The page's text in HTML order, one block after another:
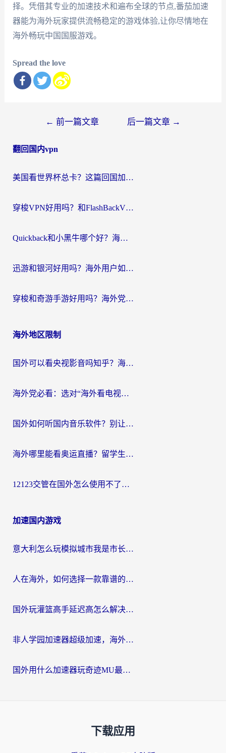
择。凭借其专业的加速技术和遍布全球的节点,番茄加速
器能为海外玩家提供流畅稳定的游戏体验,让你尽情地在
海外畅玩中国国服游戏。
Spread the love
导
← 前一篇文章 后一篇文章 →
翻回国内vpn
美国看世界杯总卡？这篇回国加速器指南帮你无缝刷国内资源（附苹果手机VPN设置步骤）
穿梭VPN好用吗？和FlashBackVPN对比哪个回国效果更好？
Quickback和小黑牛哪个好？海外党亲测指南，选对回国加速器秒回国内
迅游和银河好用吗？海外用户如何选择回国加速器实现无缝访问国内资源
穿梭和奇游手游好用吗？海外党亲测3款回国加速器，附蜜蜂加速器七天试用攻略
海外地区限制
国外可以看央视影音吗知乎？海外党亲测有效的回国加速方案
海外党必看：选对“海外看电视剧软件”，再也不用愁国内剧刷不了
国外如何听国内音乐软件？别让地域限制，断了你的中文歌单
海外哪里能看奥运直播？留学生&海外华人必看的体育赛事观赛终极指南
12123交管在国外怎么使用不了？海外华人必看的无缝访问国内资源指南
加速国内游戏
意大利怎么玩模拟城市我是市长？海外党国服游戏加速终极攻略（附三国3量子特攻解决办法）
人在海外，如何选择一款靠谱的玩剑灵2加速器？
国外玩灌篮高手延迟高怎么解决？海外玩家国服游戏加速终极指南
非人学园加速器超级加速，海外玩家重返国服的通行证
国外用什么加速器玩奇迹MU最好？2026海外玩家国服游戏加速全攻略
下载应用